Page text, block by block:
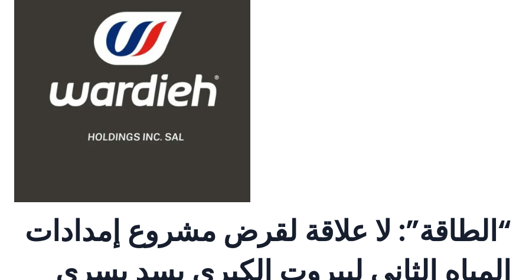
“الطاقة”: لا علاقة لقرض مشروع إمدادات
المياه الثاني لبيروت الكبرى بسد بسري